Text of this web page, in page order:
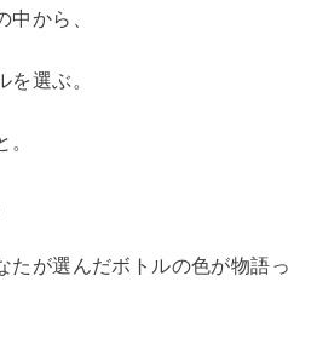
中から、
を選ぶ。
たが選んだボトルの色が物語っ